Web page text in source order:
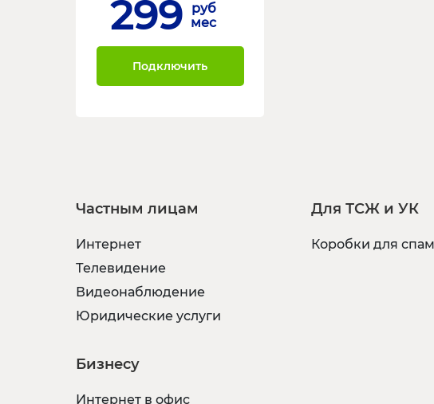
299
руб
мес
Подключить
Частным лицам
Интернет
Телевидение
Видеонаблюдение
Юридические услуги
Бизнесу
Интернет в офис
Для ТСЖ и УК
Коробки для